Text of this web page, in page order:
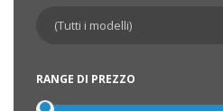
RANGE DI PREZZO